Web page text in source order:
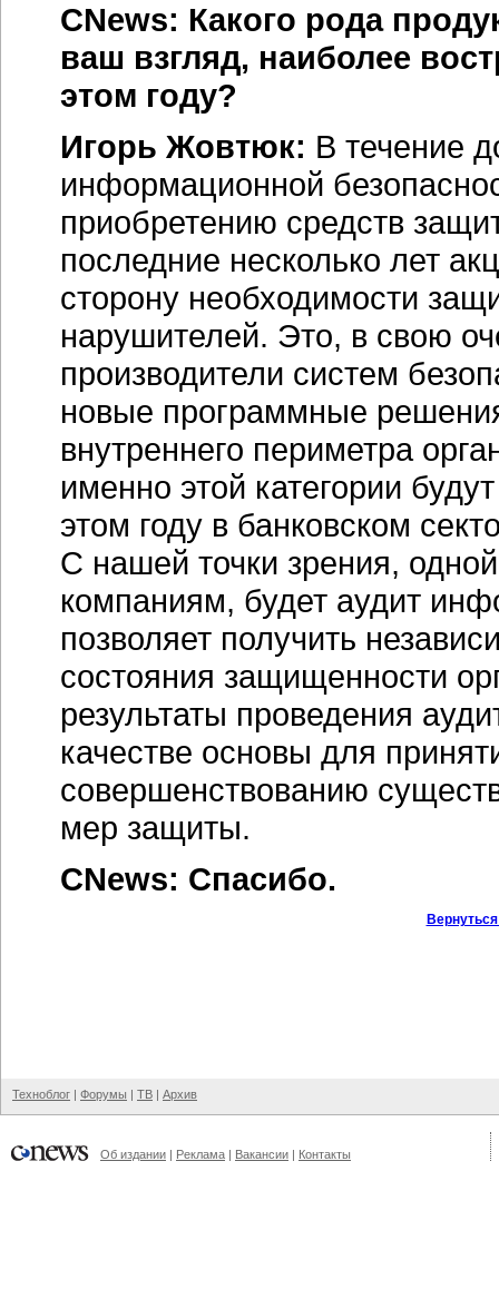
CNews: Какого рода
ваш взгляд, наиболее
этом году?
Игорь Жовтюк: В течение
информационной
приобретению средств
последние несколько лет
сторону необходимости
нарушителей. Это, в свою
производители систем
новые программные
внутреннего периметра
именно этой категории
этом году в банковском
С нашей точки зрения,
компаниям, будет аудит
позволяет получить
состояния защищенности
результаты проведения
качестве основы для
совершенствованию
мер защиты.
CNews: Спасибо.
Техноблог | Форумы | ТВ | Архив
Об издании | Реклама | Вакансии | Контакты